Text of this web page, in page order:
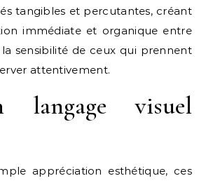
tangibles et percutantes, créant
immédiate et organique entre
la sensibilité de ceux qui prennent
attentivement.
langage visuel
appréciation esthétique, ces